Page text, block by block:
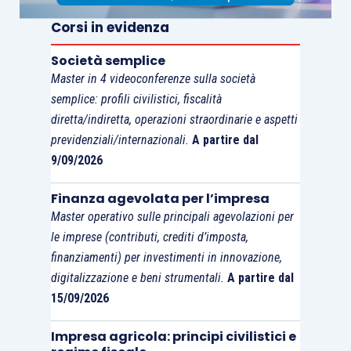
Per fare questo, la BSC richiede, a chi la adotta, di
considerare sia aspetti organizzativi, che
contabili
cheamministrativi, unendoli in un
unico sistema manageriale checoordina tutte le
tecniche oggi conosciute in economia
aziendale: dalle considerazioni sul modello di
business, alle analisi di mercato, ai sistemi
contabili di monitoraggio, alla gestione delle
risorse umane, allo studio dei processi
creano valore e all’organizzazione aziendale.
Come laBalanced Scorecardsi applica a tutte le
Corsi in evidenza
Società semplice
Master in 4 videoconferenze sulla società
semplice: profili civilistici, fiscalità
diretta/indiretta, operazioni straordinarie e aspetti
previdenziali/internazionali. A partire dal
9/09/2026
Finanza agevolata per l’impresa
Master operativo sulle principali agevolazioni per
le imprese (contributi, crediti d’imposta,
finanziamenti) per investimenti in innovazione,
digitalizzazione e beni strumentali. A partire dal
15/09/2026
Impresa agricola: principi civilistici e